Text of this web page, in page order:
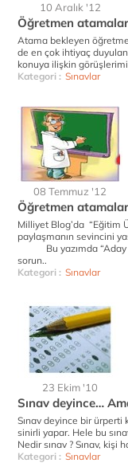
10 Aralık '12
Öğretmen
Atama bekleyen
de en çok ihtiyaç duyulan
konuya ilişkin
Kategori : Sınavlar
08 Temmuz '12
Öğretmen
Milliyet Blog’da “Eğitim
paylaşmanın sevincini
Bu yazımda “Aday
sorun..
Kategori : Sınavlar
23 Ekim '10
Sınav deyince…
Sınav deyince bir ürperti
sinirli yapar. Hele bu
Nedir sınav ? Sınav, kişi
Kategori : Sınavlar